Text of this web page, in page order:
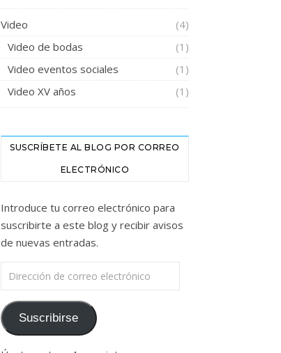
Video
(4)
Video de bodas
(1)
Video eventos sociales
(1)
Video XV años
(1)
SUSCRÍBETE AL BLOG POR CORREO
ELECTRÓNICO
Introduce tu correo electrónico para
suscribirte a este blog y recibir avisos
de nuevas entradas.
Dirección de correo electrónico
Suscribirse